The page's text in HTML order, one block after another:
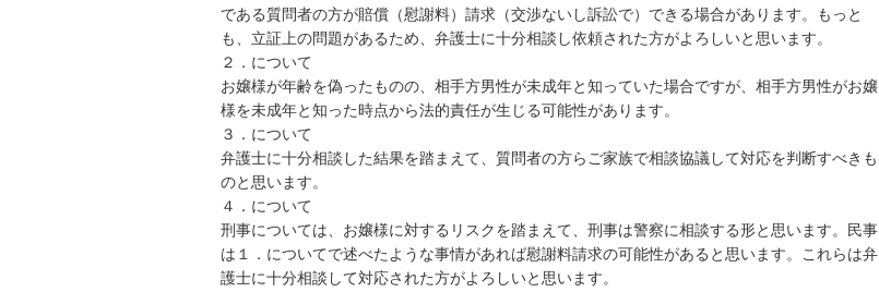
である質問者の方が賠償（慰謝料）請求（交渉ないし訴訟で）できる場合があります。もっと
も、立証上の問題があるため、弁護士に十分相談し依頼された方がよろしいと思います。
２．について
お嬢様が年齢を偽ったものの、相手方男性が未成年と知っていた場合ですが、相手方男性がお嬢
様を未成年と知った時点から法的責任が生じる可能性があります。
３．について
弁護士に十分相談した結果を踏まえて、質問者の方らご家族で相談協議して対応を判断すべきも
のと思います。
４．について
刑事については、お嬢様に対するリスクを踏まえて、刑事は警察に相談する形と思います。民事
は１．についてで述べたような事情があれば慰謝料請求の可能性があると思います。これらは弁
護士に十分相談して対応された方がよろしいと思います。